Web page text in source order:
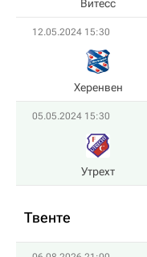
Витесс
12.05.2024 15:30
Херенвен
05.05.2024 15:30
Утрехт
Твенте